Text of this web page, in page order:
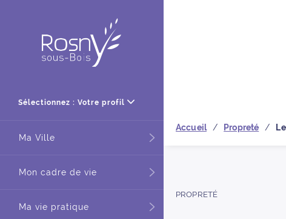
Retour
Sélectionnez : Votre profil
Ma Ville
Mon cadre de vie
Ma vie pratique
Accueil Propreté
PROPRETÉ